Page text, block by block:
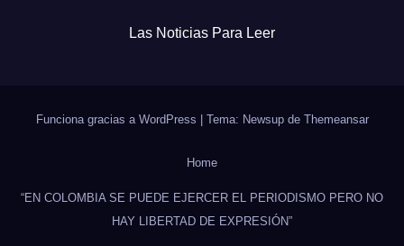
Las Noticias Para Leer
Funciona gracias a WordPress Tema: Newsup de Themeansar
Home
“EN COLOMBIA SE PUEDE EJERCER EL PERIODISMO PERO NO
HAY LIBERTAD DE EXPRESIÓN”